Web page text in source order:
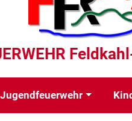
Jugendfeuerwehr